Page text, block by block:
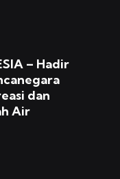
– Hadir
dan
Air